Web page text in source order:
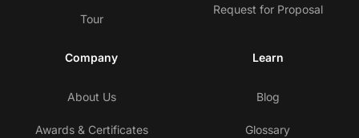
Tour
Request for Proposal
Company
About Us
Awards & Certificates
Learn
Blog
Glossary